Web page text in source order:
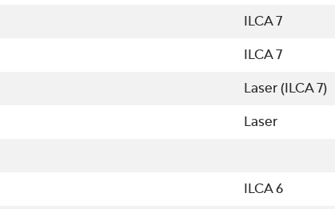
ILCA 7
ILCA 7
Laser (ILCA 7)
Laser
ILCA 6